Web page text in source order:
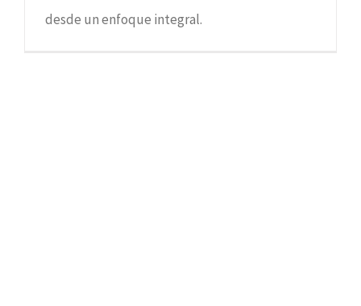
desde un enfoque integral.